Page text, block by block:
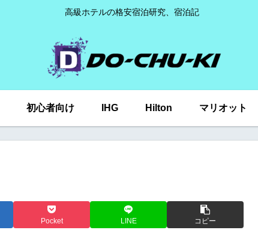
高級ホテルの格安宿泊研究、宿泊記
初心者向け IHG Hilton マリオット
Pocket LINE コピー